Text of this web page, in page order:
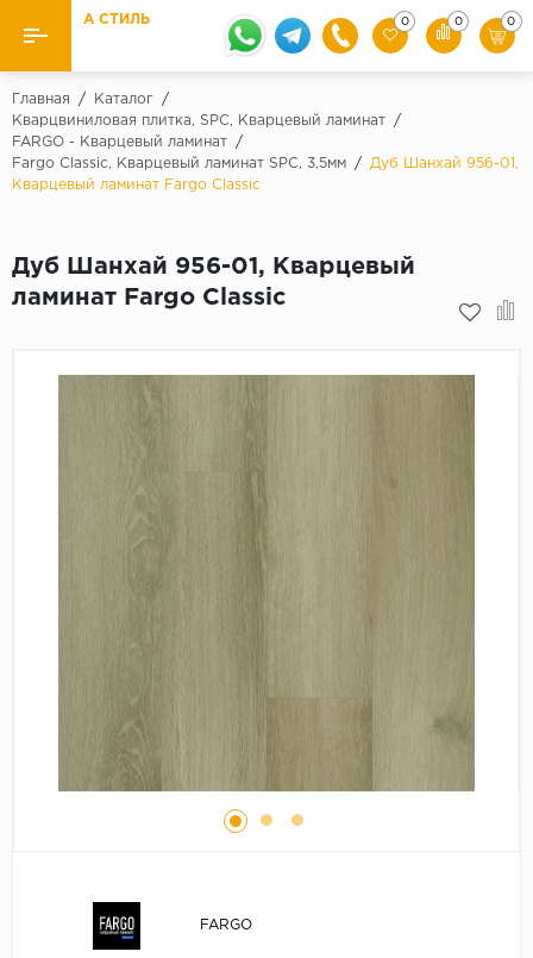
Назад
Ламинат
Pergo
Австрия
Ковролин и ковровая плитка
Плитка ПВХ
Подложка под паркет и ламинат
А СТИЛЬ 0 0 0
Главная / Каталог
/
Кварцвиниловая плитка, SPC, Кварцевый ламинат
/
FARGO - Кварцевый ламинат
/
Fargo Classic, Кварцевый ламинат SPC, 3,5мм
/
Дуб Шанхай 956-01,
Кварцевый ламинат Fargo Classic
Дуб Шанхай 956-01, Кварцевый
ламинат Fargo Classic
FARGO